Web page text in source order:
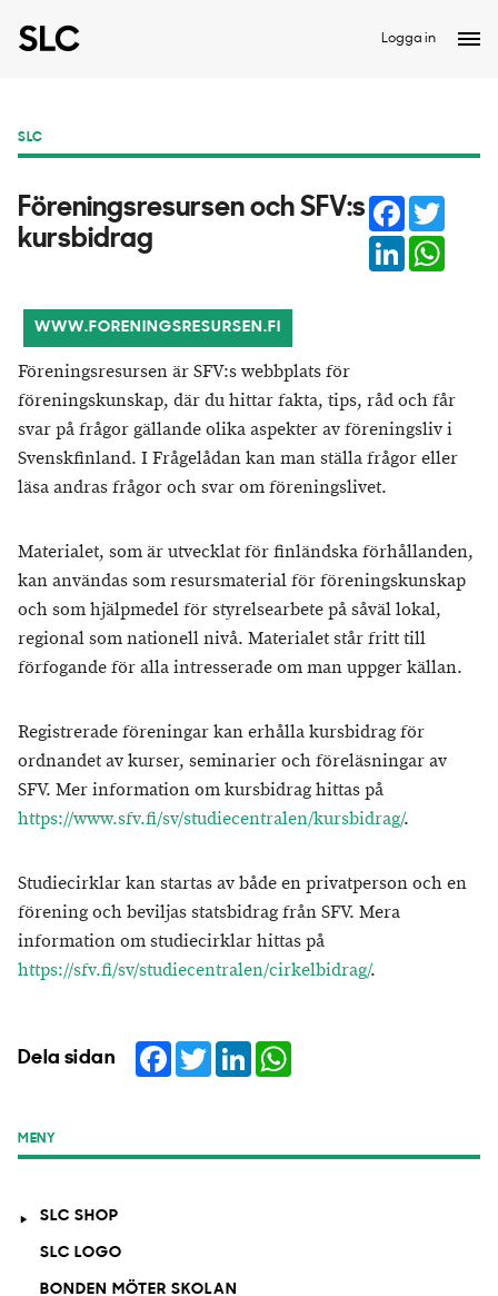
Logga in
SLC
Föreningsresursen och SFV:s
kursbidrag
Facebook
LinkedIn
WWW.FORENINGSRESURSEN.FI
Föreningsresursen är SFV:s webbplats för
föreningskunskap, där du hittar fakta, tips, råd och får
svar på frågor gällande olika aspekter av föreningsliv i
Svenskfinland. I Frågelådan kan man ställa frågor eller
läsa andras frågor och svar om föreningslivet.
Materialet, som är utvecklat för finländska förhållanden,
kan användas som resursmaterial för föreningskunskap
och som hjälpmedel för styrelsearbete på såväl lokal,
regional som nationell nivå. Materialet står fritt till
förfogande för alla intresserade om man uppger källan.
Registrerade föreningar kan erhålla kursbidrag för
ordnandet av kurser, seminarier och föreläsningar av
SFV. Mer information om kursbidrag hittas på
https://www.sfv.fi/sv/studiecentralen/kursbidrag/.
Studiecirklar kan startas av både en privatperson och en
förening och beviljas statsbidrag från SFV. Mera
information om studiecirklar hittas på
https://sfv.fi/sv/studiecentralen/cirkelbidrag/.
Dela sidan Facebook
TwitterLinkedIn
MENY
SLC SHOP
SLC LOGO
BONDEN MÖTER SKOLAN